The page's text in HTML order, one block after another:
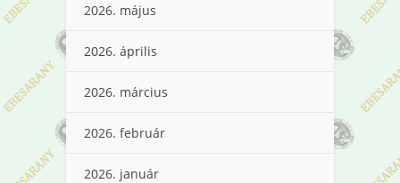
2026. május
2026. április
2026. március
2026. február
2026. január